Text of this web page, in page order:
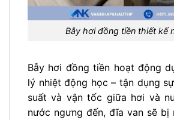
Bẫy hơi đồng tiền thiết kế
Bẫy hơi đồng tiền hoạt động
lý nhiệt động học – tận dụng
suất và vận tốc giữa hơi và
nước ngưng đến, đĩa van sẽ bị